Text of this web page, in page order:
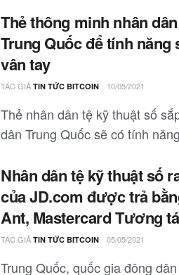
Thẻ thông minh nhân
Trung Quốc để tính
vân tay
TÁC GIẢ TIN TỨC BITCOIN 10/05/2021
Thẻ nhân dân tệ kỹ thuật số
dân Trung Quốc sẽ có tính
Nhân dân tệ kỹ thuật số
của JD.com được trả
Ant, Mastercard Tương
TÁC GIẢ TIN TỨC BITCOIN 05/05/2021
Trung Quốc, quốc gia đông